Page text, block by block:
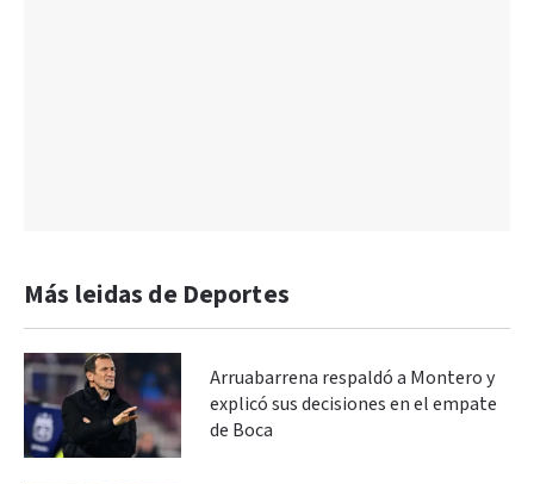
Más leidas de Deportes
Arruabarrena respaldó a Montero y
explicó sus decisiones en el empate
de Boca